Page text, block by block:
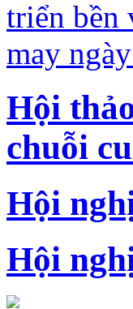
Hội
chuỗi
Hội
Hội